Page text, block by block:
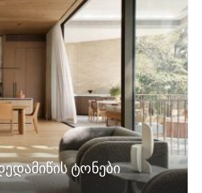
ტონები